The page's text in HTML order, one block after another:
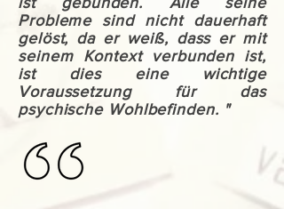
Probleme sind nicht dauerhaft
gelöst, da er weiß, dass er mit
seinem Kontext verbunden ist,
ist dies eine wichtige
Voraussetzung für das
psychische Wohlbefinden. "